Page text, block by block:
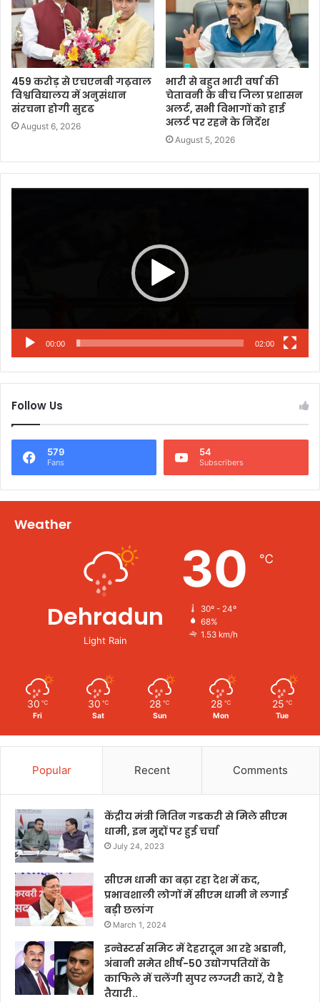
459 करोड़ से एचएनबी गढ़वाल
विश्वविद्यालय में अनुसंधान
संरचना होगी सुदृढ
August 6, 2026
भारी से बहुत भारी वर्षा की
चेतावनी के बीच जिला प्रशासन
अलर्ट, सभी विभागों को हाई
अलर्ट पर रहने के निर्देश
August 5, 2026
00:00 02:00
Follow Us
579
Fans
54
Subscribers
Weather
Dehradun
Light Rain
30 ℃
30º - 24º
68%
1.53 km/h
30 ℃
Fri
30 ℃
Sat
28 ℃
Sun
28 ℃
Mon
25 ℃
Tue
Popular Recent Comments
केंद्रीय मंत्री नितिन गडकरी से मिले सीएम
धामी, इन मुद्दों पर हुई चर्चा
July 24, 2023
सीएम धामी का बढ़ा रहा देश में कद,
प्रभावशाली लोगों में सीएम धामी ने लगाई
बड़ी छलांग
March 1, 2024
इन्वेस्टर्स समिट में देहरादून आ रहे अडानी,
अंबानी समेत शीर्ष-50 उद्योगपतियों के
काफिले में चलेंगी सुपर लग्जरी कारें, ये है
तैयारी..